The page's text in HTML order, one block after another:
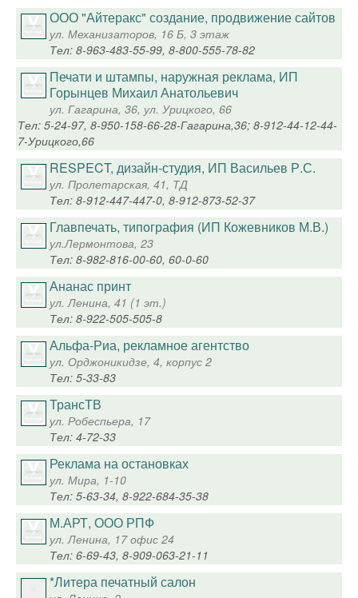
ООО "Айтеракс" создание, продвижение сайтов
ул. Механизаторов, 16 Б, 3 этаж
Тел: 8-963-483-55-99, 8-800-555-78-82
Печати и штампы, наружная реклама, ИП
Горынцев Михаил Анатольевич
ул. Гагарина, 36, ул. Урицкого, 66
Тел: 5-24-97, 8-950-158-66-28-Гагарина,36; 8-912-44-12-44-
7-Урицкого,66
RESPECT, дизайн-студия, ИП Васильев Р.С.
ул. Пролетарская, 41, ТД
Тел: 8-912-447-447-0, 8-912-873-52-37
Главпечать, типография (ИП Кожевников М.В.)
ул.Лермонтова, 23
Тел: 8-982-816-00-60, 60-0-60
Ананас принт
ул. Ленина, 41 (1 эт.)
Тел: 8-922-505-505-8
Альфа-Риа, рекламное агентство
ул. Орджоникидзе, 4, корпус 2
Тел: 5-33-83
ТрансТВ
ул. Робеспьера, 17
Тел: 4-72-33
Реклама на остановках
ул. Мира, 1-10
Тел: 5-63-34, 8-922-684-35-38
М.АРТ, ООО РПФ
ул. Ленина, 17 офис 24
Тел: 6-69-43, 8-909-063-21-11
*Литера печатный салон